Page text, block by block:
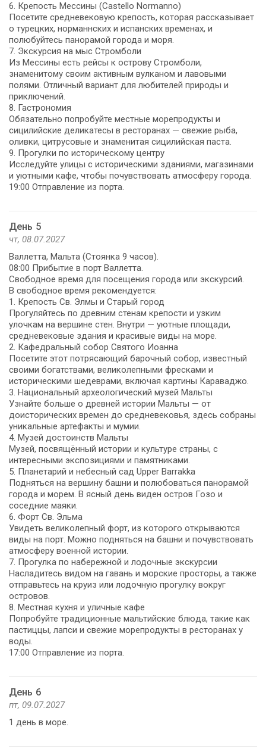
6. Крепость Мессины (Castello Normanno)
Посетите средневековую крепость, которая рассказывает
о турецких, норманнских и испанских временах, и
полюбуйтесь панорамой города и моря.
7. Экскурсия на мыс Стромболи
Из Мессины есть рейсы к острову Стромболи,
знаменитому своим активным вулканом и лавовыми
полями. Отличный вариант для любителей природы и
приключений.
8. Гастрономия
Обязательно попробуйте местные морепродукты и
сицилийские деликатесы в ресторанах — свежие рыба,
оливки, цитрусовые и знаменитая сицилийская паста.
9. Прогулки по историческому центру
Исследуйте улицы с историческими зданиями, магазинами
и уютными кафе, чтобы почувствовать атмосферу города.
19:00 Отправление из порта.
День 5
чт, 08.07.2027
Валлетта, Мальта (Стоянка 9 часов).
08:00 Прибытие в порт Валлетта.
Свободное время для посещения города или экскурсий.
В свободное время рекомендуется:
1. Крепость Св. Элмы и Старый город
Прогуляйтесь по древним стенам крепости и узким
улочкам на вершине стен. Внутри — уютные площади,
средневековые здания и красивые виды на море.
2. Кафедральный собор Святого Иоанна
Посетите этот потрясающий барочный собор, известный
своими богатствами, великолепными фресками и
историческими шедеврами, включая картины Караваджо.
3. Национальный археологический музей Мальты
Узнайте больше о древней истории Мальты — от
доисторических времен до средневековья, здесь собраны
уникальные артефакты и мумии.
4. Музей достоинств Мальты
Музей, посвящённый истории и культуре страны, с
интересными экспозициями и памятниками.
5. Планетарий и небесный сад Upper Barrakka
Подняться на вершину башни и полюбоваться панорамой
города и морем. В ясный день виден остров Гозо и
соседние маяки.
6. Форт Св. Эльма
Увидеть великолепный форт, из которого открываются
виды на порт. Можно подняться на башни и почувствовать
атмосферу военной истории.
7. Прогулка по набережной и лодочные экскурсии
Насладитесь видом на гавань и морские просторы, а также
отправьтесь на круиз или лодочную прогулку вокруг
островов.
8. Местная кухня и уличные кафе
Попробуйте традиционные мальтийские блюда, такие как
пастиццы, лапси и свежие морепродукты в ресторанах у
воды.
17:00 Отправление из порта.
День 6
пт, 09.07.2027
1 день в море.